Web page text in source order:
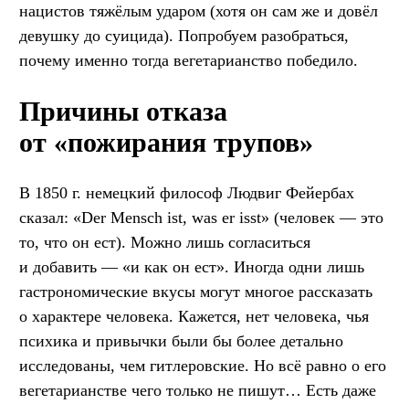
нацистов тяжёлым ударом (хотя он сам же и довёл
девушку до суицида). Попробуем разобраться,
почему именно тогда вегетарианство победило.
Причины отказа
от «пожирания трупов»
В 1850 г. немецкий философ Людвиг Фейербах
сказал: «Der Mensch ist, was er isst» (человек — это
то, что он ест). Можно лишь согласиться
и добавить — «и как он ест». Иногда одни лишь
гастрономические вкусы могут многое рассказать
о характере человека. Кажется, нет человека, чья
психика и привычки были бы более детально
исследованы, чем гитлеровские. Но всё равно о его
вегетарианстве чего только не пишут… Есть даже